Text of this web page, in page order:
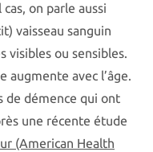
on parle aussi
vaisseau sanguin
visibles ou sensibles.
augmente avec l’âge.
de démence qui ont
une récente étude
(American Health